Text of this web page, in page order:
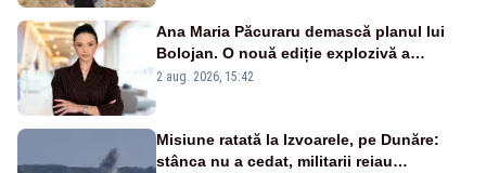
Ana Maria Păcuraru demască planul lui
Bolojan. O nouă ediție explozivă a
emisiunii „Miza Zilei” la Realitatea PLUS
2 aug. 2026, 15:42
Misiune ratată la Izvoarele, pe Dunăre:
stânca nu a cedat, militarii reiau